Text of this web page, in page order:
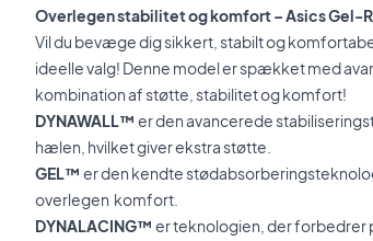
Overlegen stabilitet og komfort – Asics Gel-
Vil du bevæge dig sikkert, stabilt og
ideelle valg! Denne model er spækket med
kombination af støtte, stabilitet og komfort!
DYNAWALL™ er den avancerede
hælen, hvilket giver ekstra støtte.
GEL™ er den kendte
overlegen komfort.
DYNALACING™ er teknologien, der forbedrer